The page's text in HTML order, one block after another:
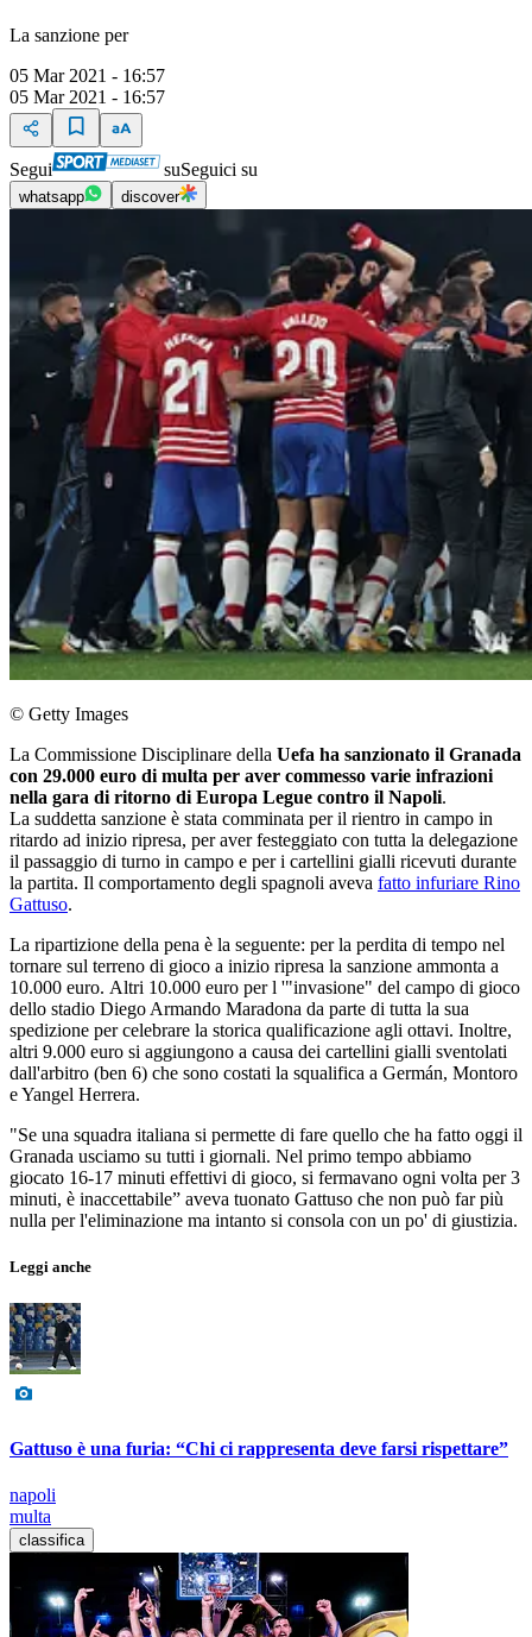
La sanzione per
05 Mar 2021 - 16:57
05 Mar 2021 - 16:57
Segui suSeguici su
whatsapp discover
© Getty Images
La Commissione Disciplinare della Uefa ha sanzionato il Granada
con 29.000 euro di multa per aver commesso varie infrazioni
nella gara di ritorno di Europa Legue contro il Napoli.
La suddetta sanzione è stata comminata per il rientro in campo in
ritardo ad inizio ripresa, per aver festeggiato con tutta la delegazione
il passaggio di turno in campo e per i cartellini gialli ricevuti durante
la partita. Il comportamento degli spagnoli aveva fatto infuriare Rino
Gattuso.
La ripartizione della pena è la seguente: per la perdita di tempo nel
tornare sul terreno di gioco a inizio ripresa la sanzione ammonta a
10.000 euro. Altri 10.000 euro per l '"invasione" del campo di gioco
dello stadio Diego Armando Maradona da parte di tutta la sua
spedizione per celebrare la storica qualificazione agli ottavi. Inoltre,
altri 9.000 euro si aggiungono a causa dei cartellini gialli sventolati
dall'arbitro (ben 6) che sono costati la squalifica a Germán, Montoro
e Yangel Herrera.
"Se una squadra italiana si permette di fare quello che ha fatto oggi il
Granada usciamo su tutti i giornali. Nel primo tempo abbiamo
giocato 16-17 minuti effettivi di gioco, si fermavano ogni volta per 3
minuti, è inaccettabile” aveva tuonato Gattuso che non può far più
nulla per l'eliminazione ma intanto si consola con un po' di giustizia.
Leggi anche
Gattuso è una furia: “Chi ci rappresenta deve farsi rispettare”
napoli
multa
classifica